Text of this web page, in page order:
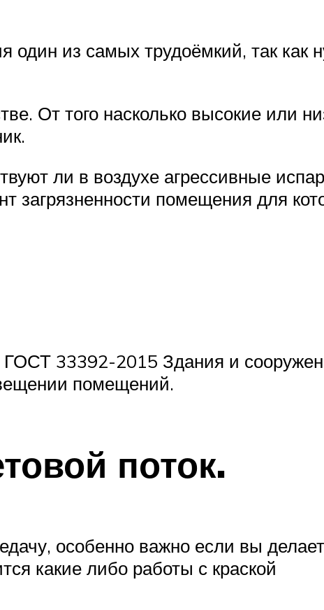
один из самых трудоёмкий, так как
От того насколько высокие или
ли в воздухе агрессивные
помещения для
ГОСТ 33392-2015 Здания и
помещений.
поток.
особенно важно если вы
какие либо работы с краской